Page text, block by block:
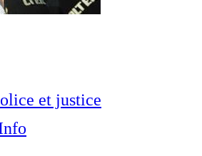
et justice